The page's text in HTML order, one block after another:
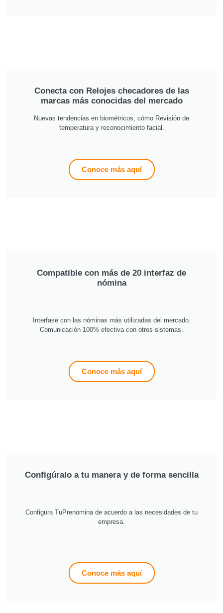
Conecta con Relojes checadores de las
marcas más conocidas del mercado
Nuevas tendencias en biométricos, cómo Revisión de
temperatura y reconocimiento facial.
Conoce más aquí
Compatible con más de 20 interfaz de
nómina
Interfase con las nóminas más utilizadas del mercado.
Comunicación 100% efectiva con otros sistemas.
Conoce más aquí
Configúralo a tu manera y de forma sencilla
Configura TuPrenomina de acuerdo a las necesidades de tu
empresa.
Conoce más aquí